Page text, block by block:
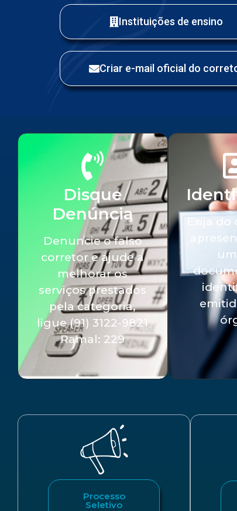
Instituições de ensino
Criar e-mail oficial do
Disque
Denúncia
Denuncie o falso
corretor e ajude a
melhorar os
serviços prestados
pela categoria,
ligue (91) 3122-9821
Ramal: 229
Exija do
Processo
Seletivo